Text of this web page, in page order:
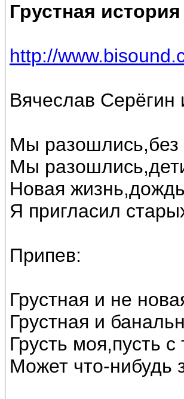
Грустная история
http://
Вячеслав
Мы разошлись,без
Мы
Новая
Я пригласил
Припев:
Грустная и не
Грустная и
Грусть моя,пусть с
Может что-нибудь